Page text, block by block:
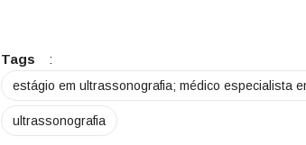
Tags :
estágio em ultrassonografia; médico especialista
ultrassonografia